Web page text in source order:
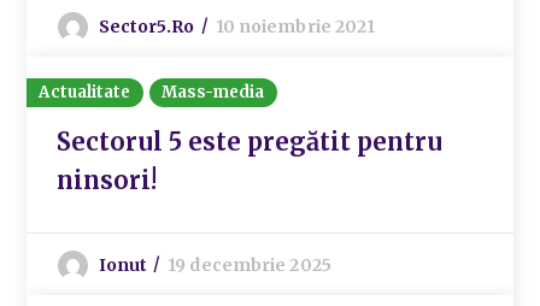
Sector5.ro 10 noiembrie 2021
Actualitate Mass-media
Sectorul 5 este pregătit pentru
ninsori!
Ionut 19 decembrie 2025